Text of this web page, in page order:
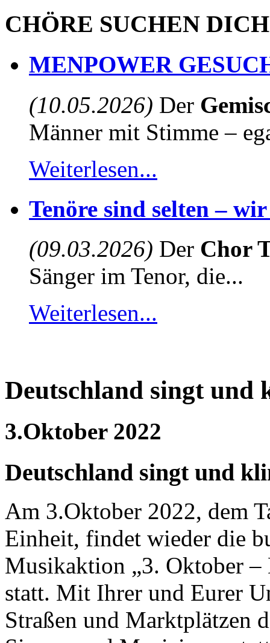
CHÖRE SUCHEN DICH
MENPOWER
(10.05.2026) Der
Männer mit Stimme –
Weiterlesen...
Tenöre sind selten –
(09.03.2026) Der Chor
Sänger im Tenor, die...
Weiterlesen...
Deutschland singt und
3.Oktober 2022
Deutschland singt und
Am 3.Oktober 2022, dem
Einheit, findet wieder die
Musikaktion „3. Oktober
statt. Mit Ihrer und Eurer
Straßen und Marktplätzen